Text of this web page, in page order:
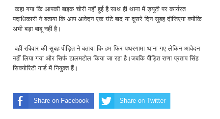
कहा गया कि आपकी बाइक चोरी नहीं हुई है साथ ही थाना में ड्यूटी पर कार्यरत
पदाधिकारी ने बताया कि आप आवेदन एक घंटे बाद या दूसरे दिन सुबह दीजिएगा क्योंकि
अभी बड़ा बाबू नहीं है।
वहीं रविवार की सुबह पीड़ित ने बताया कि हम फिर पथरगामा थाना गए लेकिन आवेदन
नहीं लिया गया और सिर्फ टालमटोल किया जा रहा है।जबकि पीड़ित राणा प्रताप सिंह
सिक्योरिटी गार्ड में नियुक्त हैं।
Share on Facebook Share on Twitter